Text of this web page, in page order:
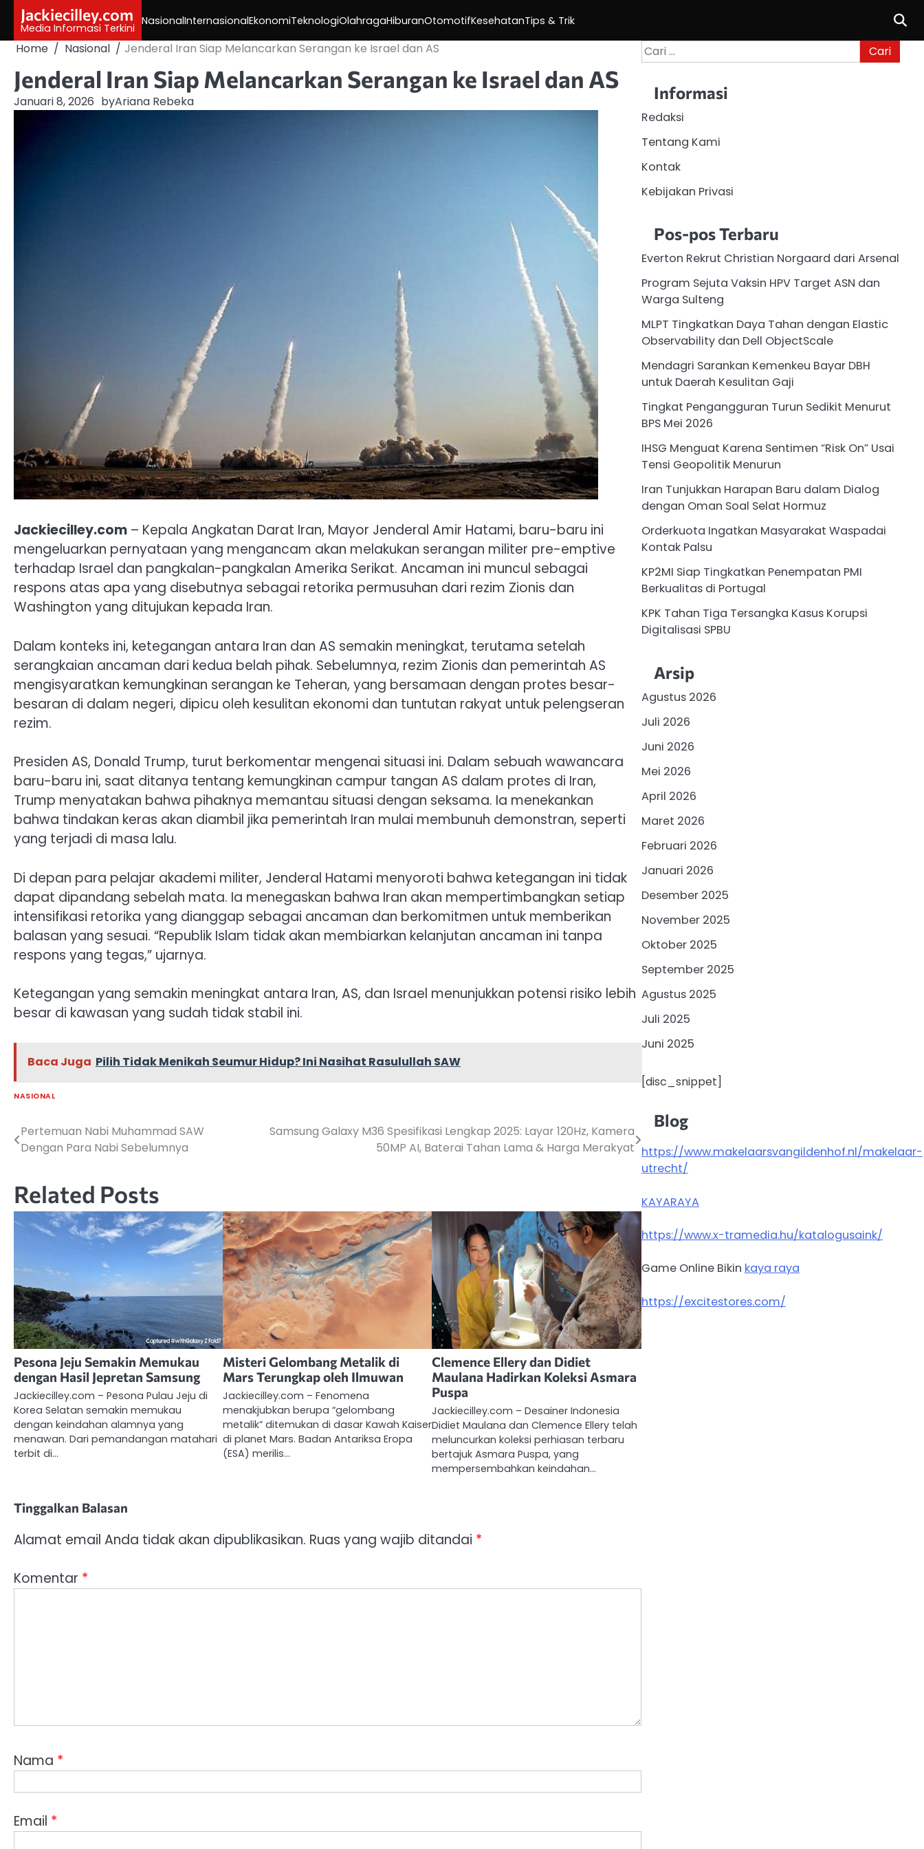
content
Jackiecilley.com
Media Informasi Terkini
NasionalInternasionalEkonomiTeknologiOlahragaHiburanOtomotifKesehatanTips & Trik
Home Nasional Jenderal Iran Siap Melancarkan Serangan ke Israel dan AS
Jenderal Iran Siap Melancarkan Serangan ke Israel dan AS
Januari 8, 2026 byAriana Rebeka
Jackiecilley.com – Kepala Angkatan Darat Iran, Mayor Jenderal Amir Hatami, baru-baru ini
mengeluarkan pernyataan yang mengancam akan melakukan serangan militer pre-emptive
terhadap Israel dan pangkalan-pangkalan Amerika Serikat. Ancaman ini muncul sebagai
respons atas apa yang disebutnya sebagai retorika permusuhan dari rezim Zionis dan
Washington yang ditujukan kepada Iran.
Dalam konteks ini, ketegangan antara Iran dan AS semakin meningkat, terutama setelah
serangkaian ancaman dari kedua belah pihak. Sebelumnya, rezim Zionis dan pemerintah AS
mengisyaratkan kemungkinan serangan ke Teheran, yang bersamaan dengan protes besar-
besaran di dalam negeri, dipicu oleh kesulitan ekonomi dan tuntutan rakyat untuk pelengseran
rezim.
Presiden AS, Donald Trump, turut berkomentar mengenai situasi ini. Dalam sebuah wawancara
baru-baru ini, saat ditanya tentang kemungkinan campur tangan AS dalam protes di Iran,
Trump menyatakan bahwa pihaknya memantau situasi dengan seksama. Ia menekankan
bahwa tindakan keras akan diambil jika pemerintah Iran mulai membunuh demonstran, seperti
yang terjadi di masa lalu.
Di depan para pelajar akademi militer, Jenderal Hatami menyoroti bahwa ketegangan ini tidak
dapat dipandang sebelah mata. Ia menegaskan bahwa Iran akan mempertimbangkan setiap
intensifikasi retorika yang dianggap sebagai ancaman dan berkomitmen untuk memberikan
balasan yang sesuai. “Republik Islam tidak akan membiarkan kelanjutan ancaman ini tanpa
respons yang tegas,” ujarnya.
Ketegangan yang semakin meningkat antara Iran, AS, dan Israel menunjukkan potensi risiko lebih
besar di kawasan yang sudah tidak stabil ini.
Baca Juga Pilih Tidak Menikah Seumur Hidup? Ini Nasihat Rasulullah SAW
NASIONAL
Navigasi
Pertemuan Nabi Muhammad SAW
Dengan Para Nabi Sebelumnya
Samsung Galaxy M36 Spesifikasi Lengkap 2025: Layar 120Hz, Kamera
50MP AI, Baterai Tahan Lama & Harga Merakyat
Related Posts
Pesona Jeju Semakin Memukau
dengan Hasil Jepretan Samsung
Jackiecilley.com – Pesona Pulau Jeju di
Korea Selatan semakin memukau
dengan keindahan alamnya yang
menawan. Dari pemandangan matahari
terbit di…
Misteri Gelombang Metalik di
Mars Terungkap oleh Ilmuwan
Jackiecilley.com – Fenomena
menakjubkan berupa “gelombang
metalik” ditemukan di dasar Kawah Kaiser
di planet Mars. Badan Antariksa Eropa
(ESA) merilis…
Clemence Ellery dan Didiet
Maulana Hadirkan Koleksi Asmara
Puspa
Jackiecilley.com – Desainer Indonesia
Didiet Maulana dan Clemence Ellery telah
meluncurkan koleksi perhiasan terbaru
bertajuk Asmara Puspa, yang
mempersembahkan keindahan…
Tinggalkan Balasan
Alamat email Anda tidak akan dipublikasikan. Ruas yang wajib ditandai *
Komentar *
Nama *
Email *
Cari
untuk:
Informasi
Redaksi
Tentang Kami
Kontak
Kebijakan Privasi
Pos-pos Terbaru
Everton Rekrut Christian Norgaard dari Arsenal
Program Sejuta Vaksin HPV Target ASN dan
Warga Sulteng
MLPT Tingkatkan Daya Tahan dengan Elastic
Observability dan Dell ObjectScale
Mendagri Sarankan Kemenkeu Bayar DBH
untuk Daerah Kesulitan Gaji
Tingkat Pengangguran Turun Sedikit Menurut
BPS Mei 2026
IHSG Menguat Karena Sentimen “Risk On” Usai
Tensi Geopolitik Menurun
Iran Tunjukkan Harapan Baru dalam Dialog
dengan Oman Soal Selat Hormuz
Orderkuota Ingatkan Masyarakat Waspadai
Kontak Palsu
KP2MI Siap Tingkatkan Penempatan PMI
Berkualitas di Portugal
KPK Tahan Tiga Tersangka Kasus Korupsi
Digitalisasi SPBU
Arsip
Agustus 2026
Juli 2026
Juni 2026
Mei 2026
April 2026
Maret 2026
Februari 2026
Januari 2026
Desember 2025
November 2025
Oktober 2025
September 2025
Agustus 2025
Juli 2025
Juni 2025
[disc_snippet]
Blog
https://www.makelaarsvangildenhof.nl/makelaar-
utrecht/
KAYARAYA
https://www.x-tramedia.hu/katalogusaink/
Game Online Bikin kaya raya
https://excitestores.com/